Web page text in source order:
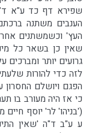
שפירא דף כד ע"א
הענבים משתנה
העץ' וכשמשתנים
שאין כן בשאר כל
גרועים יותר
לזה כדי להורות
הפגם ויושלם
כי אז היה מעורב בו
('בניהו' לר' יוסף
ע ע"ב ד"ה 'שאין